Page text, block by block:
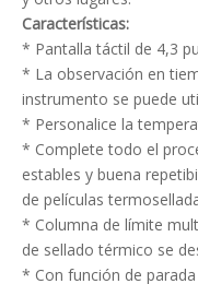
Características:
* Pantalla táctil de 4,3
* La observación en
instrumento se puede
* Personalice la
* Complete todo el
estables y buena
de películas
* Columna de límite
de sellado térmico se
* Con función de